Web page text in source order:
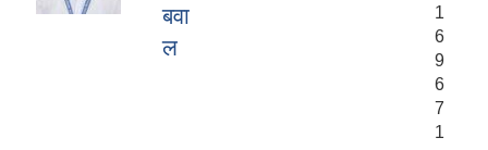
बवा
ल
1
6
9
6
7
1